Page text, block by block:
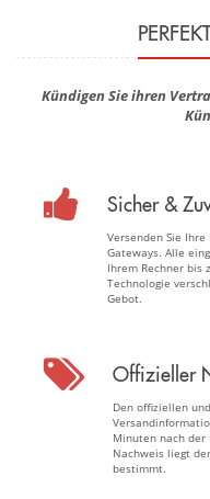
Kündigen Sie ihren
Sicher &
Versenden Sie
Gateways. Alle
Ihrem Rechner bis
Technologie
Gebot.
Offizieller
Den offiziellen
Minuten nach der
Nachweis liegt
bestimmt.